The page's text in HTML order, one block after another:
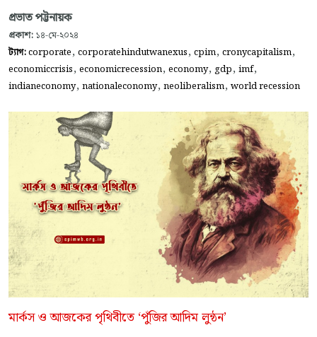
প্রভাত পট্টনায়ক
প্রকাশ: ১৪-মে-২০২৪
ট্যাগ:corporate, corporatehindutwanexus, cpim, cronycapitalism,
economiccrisis, economicrecession, economy, gdp, imf,
indianeconomy, nationaleconomy, neoliberalism, world recession
মার্কস ও আজকের পৃথিবীতে ‘পুঁজির আদিম লুন্ঠন’